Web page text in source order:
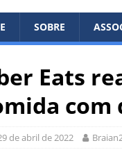
SOBRE
Eats
com
de abril de 2022